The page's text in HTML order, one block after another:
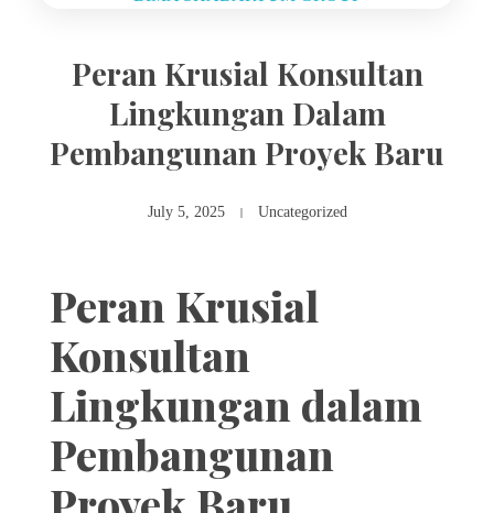
Peran Krusial Konsultan
Lingkungan Dalam
Pembangunan Proyek Baru
July 5, 2025 Uncategorized
Peran Krusial
Konsultan
Lingkungan dalam
Pembangunan